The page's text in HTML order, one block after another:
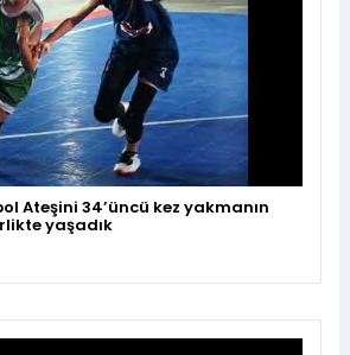
Ateşini 34’üncü kez yakmanın
yaşadık